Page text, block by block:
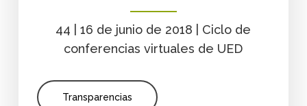
44 | 16 de junio de 2018 | Ciclo de
conferencias virtuales de UED
Transparencias